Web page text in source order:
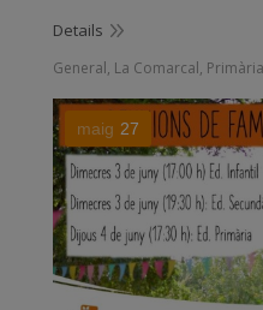
Details
General, La Comarcal, Primària
maig 27